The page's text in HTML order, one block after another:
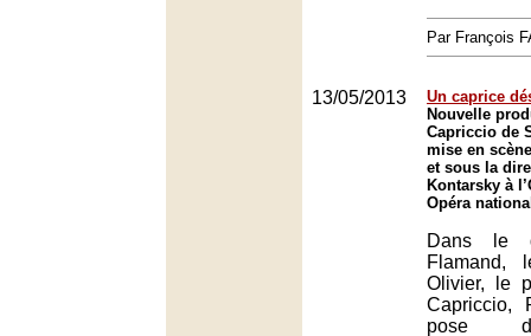
Par François
13/05/2013
Un caprice
Nouvelle
Capriccio de
mise en
et sous la
Kontarsky à
Opéra
Dans le
Flamand,
Olivier, le
Capriccio,
pose